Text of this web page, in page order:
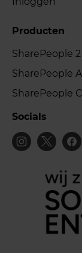
Producten
SharePeople
SharePeople
SharePeople
Socials